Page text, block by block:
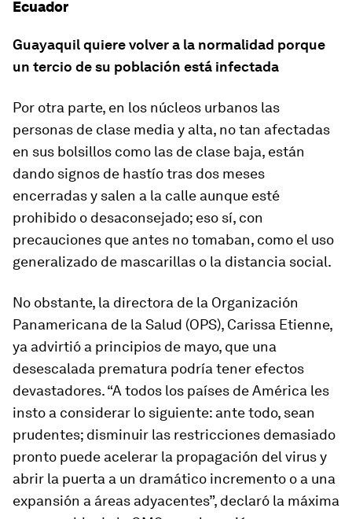
Ecuador
Guayaquil quiere volver a la normalidad porque
un tercio de su población está infectada
Por otra parte, en los núcleos urbanos las
personas de clase media y alta, no tan afectadas
en sus bolsillos como las de clase baja, están
dando signos de hastío tras dos meses
encerradas y salen a la calle aunque esté
prohibido o desaconsejado; eso sí, con
precauciones que antes no tomaban, como el uso
generalizado de mascarillas o la distancia social.
No obstante, la directora de la Organización
Panamericana de la Salud (OPS), Carissa Etienne,
ya advirtió a principios de mayo, que una
desescalada prematura podría tener efectos
devastadores. “A todos los países de América les
insto a considerar lo siguiente: ante todo, sean
prudentes; disminuir las restricciones demasiado
pronto puede acelerar la propagación del virus y
abrir la puerta a un dramático incremento o a una
expansión a áreas adyacentes”, declaró la máxima